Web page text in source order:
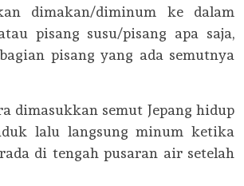
dimakan/diminum ke dalam
pisang susu/pisang apa saja,
pisang yang ada semutnya
dimasukkan semut Jepang hidup
lalu langsung minum ketika
di tengah pusaran air setelah